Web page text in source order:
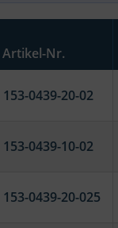
Artikel-Nr.
153-0439-20-02
153-0439-10-02
153-0439-20-025